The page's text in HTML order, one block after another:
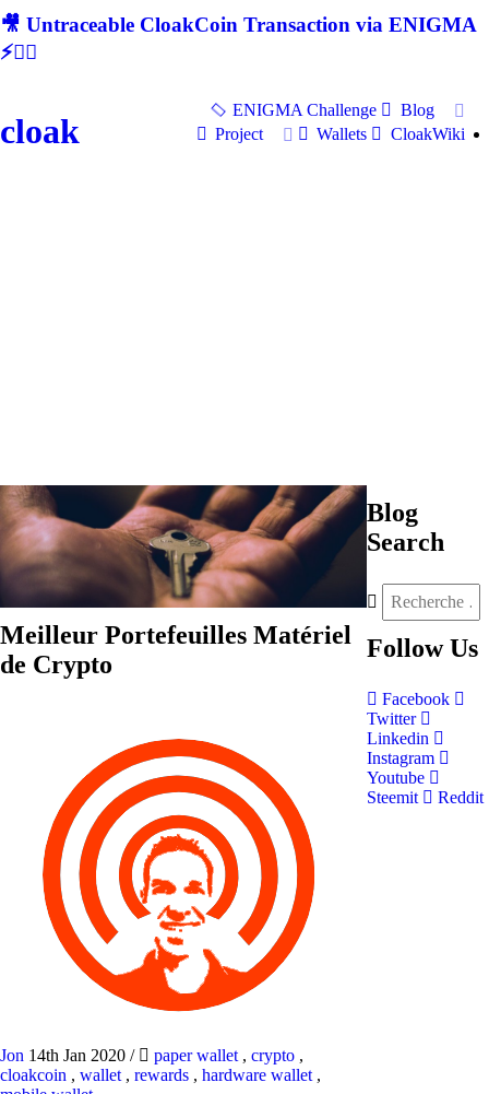
🎥 Untraceable CloakCoin Transaction via ENIGMA
⚡🕵‍♂
cloak
ENIGMA Challenge
Blog
Project
Wallets CloakWiki
Meilleur Portefeuilles Matériel
de Crypto
Jon 14th Jan 2020 / paper wallet , crypto ,
cloakcoin , wallet , rewards , hardware wallet ,
Blog
Search
Follow Us
Facebook
Twitter
Linkedin
Instagram
Youtube
Steemit
Reddit